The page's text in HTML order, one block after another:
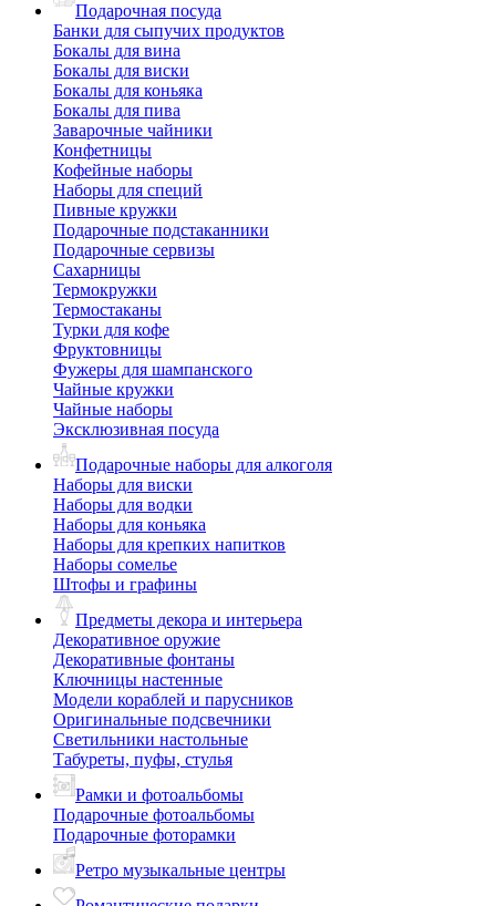
Подарочная посуда
Банки для сыпучих продуктов
Бокалы для вина
Бокалы для виски
Бокалы для коньяка
Бокалы для пива
Заварочные чайники
Конфетницы
Кофейные наборы
Наборы для специй
Пивные кружки
Подарочные подстаканники
Подарочные сервизы
Сахарницы
Термокружки
Термостаканы
Турки для кофе
Фруктовницы
Фужеры для шампанского
Чайные кружки
Чайные наборы
Эксклюзивная посуда
Подарочные наборы для алкоголя
Наборы для виски
Наборы для водки
Наборы для коньяка
Наборы для крепких напитков
Наборы сомелье
Штофы и графины
Предметы декора и интерьера
Декоративное оружие
Декоративные фонтаны
Ключницы настенные
Модели кораблей и парусников
Оригинальные подсвечники
Светильники настольные
Табуреты, пуфы, стулья
Рамки и фотоальбомы
Подарочные фотоальбомы
Подарочные фоторамки
Ретро музыкальные центры